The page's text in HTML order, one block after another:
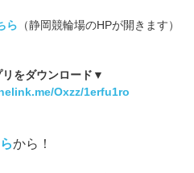
ら （静岡競輪場のHPが開きます）
をダウンロード▼
Oxzz/1erfu1ro
から！